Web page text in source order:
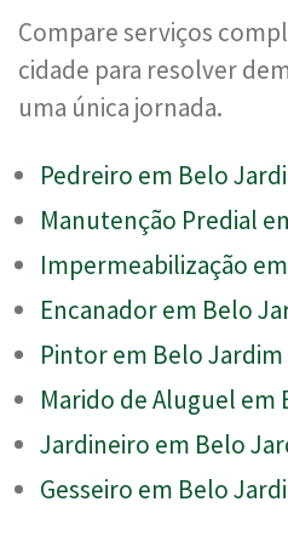
Compare serviços
cidade para resolver
uma única jornada.
Pedreiro em Belo
Manutenção Predial
Impermeabilização
Encanador em Belo
Pintor em Belo Jardim
Marido de Aluguel em
Jardineiro em Belo
Gesseiro em Belo